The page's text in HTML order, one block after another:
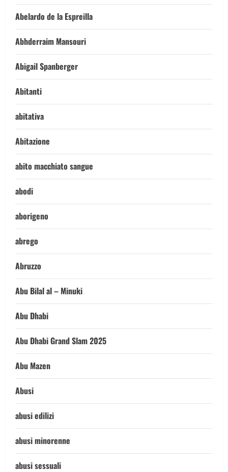
Abelardo de la Espreilla
Abhderraim Mansouri
Abigail Spanberger
Abitanti
abitativa
Abitazione
abito macchiato sangue
abodi
aborigeno
abrego
Abruzzo
Abu Bilal al – Minuki
Abu Dhabi
Abu Dhabi Grand Slam 2025
Abu Mazen
Abusi
abusi edilizi
abusi minorenne
abusi sessuali